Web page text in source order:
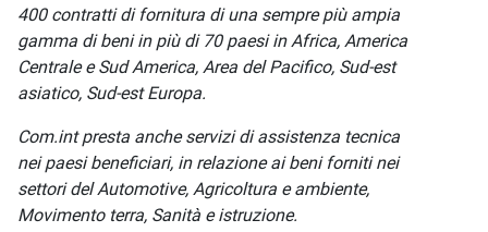
400 contratti di fornitura di una sempre più ampia
gamma di beni in più di 70 paesi in Africa, America
Centrale e Sud America, Area del Pacifico, Sud-est
asiatico, Sud-est Europa.
Com.int presta anche servizi di assistenza tecnica
nei paesi beneficiari, in relazione ai beni forniti nei
settori del Automotive, Agricoltura e ambiente,
Movimento terra, Sanità e istruzione.